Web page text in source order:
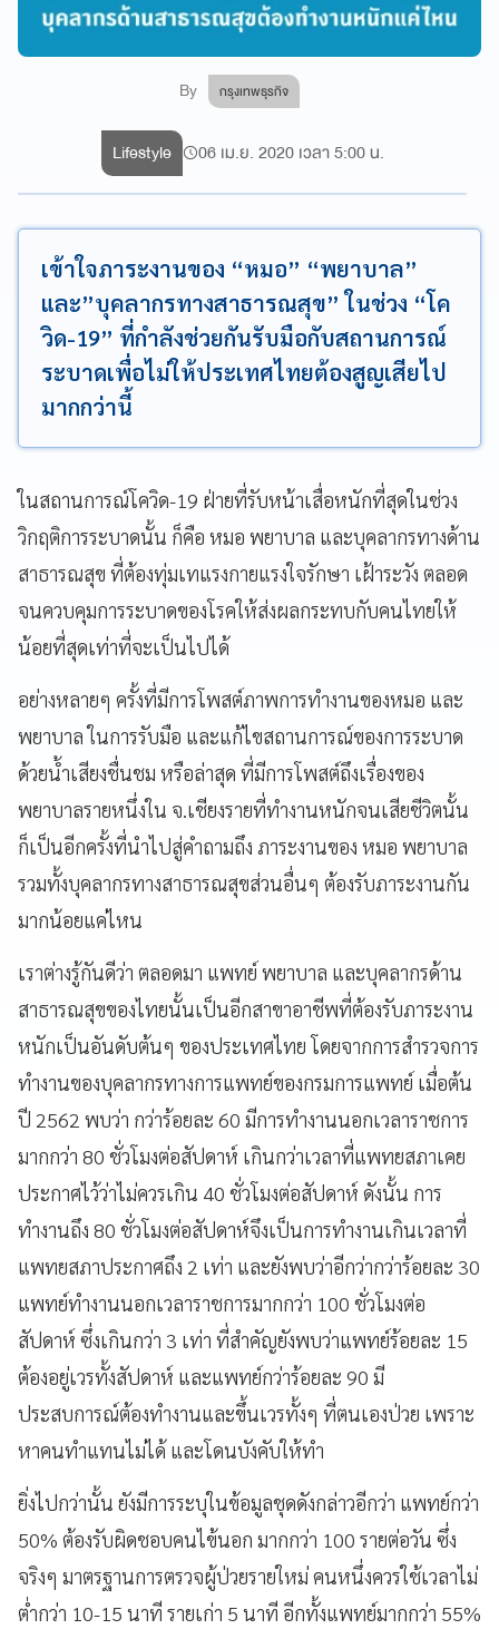
By กรุงเทพธุรกิจ
Lifestyle 06 เม.ย. 2020 เวลา 5:00 น.
เข้าใจภาระงานของ “หมอ” “พยาบาล”
และ”บุคลากรทางสาธารณสุข” ในช่วง “โค
วิด-19” ที่กำลังช่วยกันรับมือกับสถานการณ์
ระบาดเพื่อไม่ให้ประเทศไทยต้องสูญเสียไป
มากกว่านี้
ในสถานการณ์โควิด-19 ฝ่ายที่รับหน้าเสื่อหนักที่สุดในช่วง
วิกฤติการระบาดนั้น ก็คือ หมอ พยาบาล และบุคลากรทางด้าน
สาธารณสุข ที่ต้องทุ่มเทแรงกายแรงใจรักษา เฝ้าระวัง ตลอด
จนควบคุมการระบาดของโรคให้ส่งผลกระทบกับคนไทยให้
น้อยที่สุดเท่าที่จะเป็นไปได้
อย่างหลายๆ ครั้งที่มีการโพสต์ภาพการทำงานของหมอ และ
พยาบาล ในการรับมือ และแก้ไขสถานการณ์ของการระบาด
ด้วยน้ำเสียงชื่นชม หรือล่าสุด ที่มีการโพสต์ถึงเรื่องของ
พยาบาลรายหนึ่งใน จ.เชียงรายที่ทำงานหนักจนเสียชีวิตนั้น
ก็เป็นอีกครั้งที่นำไปสู่คำถามถึง ภาระงานของ หมอ พยาบาล
รวมทั้งบุคลากรทางสาธารณสุขส่วนอื่นๆ ต้องรับภาระงานกัน
มากน้อยแค่ไหน
เราต่างรู้กันดีว่า ตลอดมา แพทย์ พยาบาล และบุคลากรด้าน
สาธารณสุขของไทยนั้นเป็นอีกสาขาอาชีพที่ต้องรับภาระงาน
หนักเป็นอันดับต้นๆ ของประเทศไทย โดยจากการสำรวจการ
ทำงานของบุคลากรทางการแพทย์ของกรมการแพทย์ เมื่อต้น
ปี 2562 พบว่า กว่าร้อยละ 60 มีการทำงานนอกเวลาราชการ
มากกว่า 80 ชั่วโมงต่อสัปดาห์ เกินกว่าเวลาที่แพทยสภาเคย
ประกาศไว้ว่าไม่ควรเกิน 40 ชั่วโมงต่อสัปดาห์ ดังนั้น การ
ทำงานถึง 80 ชั่วโมงต่อสัปดาห์จึงเป็นการทำงานเกินเวลาที่
แพทยสภาประกาศถึง 2 เท่า และยังพบว่าอีกว่ากว่าร้อยละ 30
แพทย์ทำงานนอกเวลาราชการมากกว่า 100 ชั่วโมงต่อ
สัปดาห์ ซึ่งเกินกว่า 3 เท่า ที่สำคัญยังพบว่าแพทย์ร้อยละ 15
ต้องอยู่เวรทั้งสัปดาห์ และแพทย์กว่าร้อยละ 90 มี
ประสบการณ์ต้องทำงานและขึ้นเวรทั้งๆ ที่ตนเองป่วย เพราะ
หาคนทำแทนไม่ได้ และโดนบังคับให้ทำ
ยิ่งไปกว่านั้น ยังมีการระบุในข้อมูลชุดดังกล่าวอีกว่า แพทย์กว่า
50% ต้องรับผิดชอบคนไข้นอก มากกว่า 100 รายต่อวัน ซึ่ง
จริงๆ มาตรฐานการตรวจผู้ป่วยรายใหม่ คนหนึ่งควรใช้เวลาไม่
ต่ำกว่า 10-15 นาที รายเก่า 5 นาที อีกทั้งแพทย์มากกว่า 55%